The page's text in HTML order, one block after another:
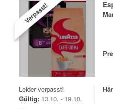
Verpasst!
Leider verpasst!
Gültig: 13.10. - 19.10.